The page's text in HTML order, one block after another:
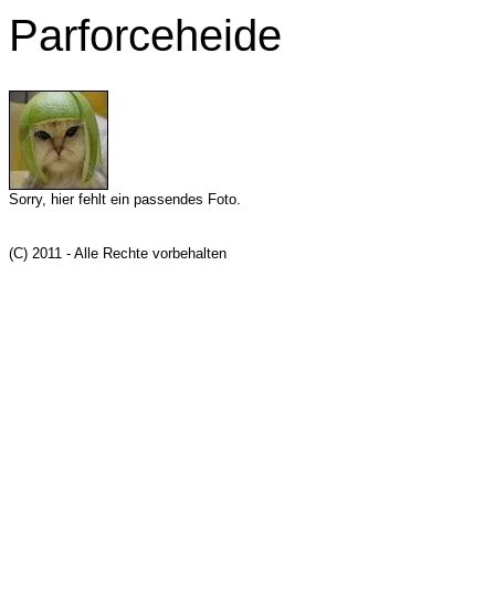
Parforceheide
Sorry, hier fehlt ein passendes Foto.
(C) 2011 - Alle Rechte vorbehalten